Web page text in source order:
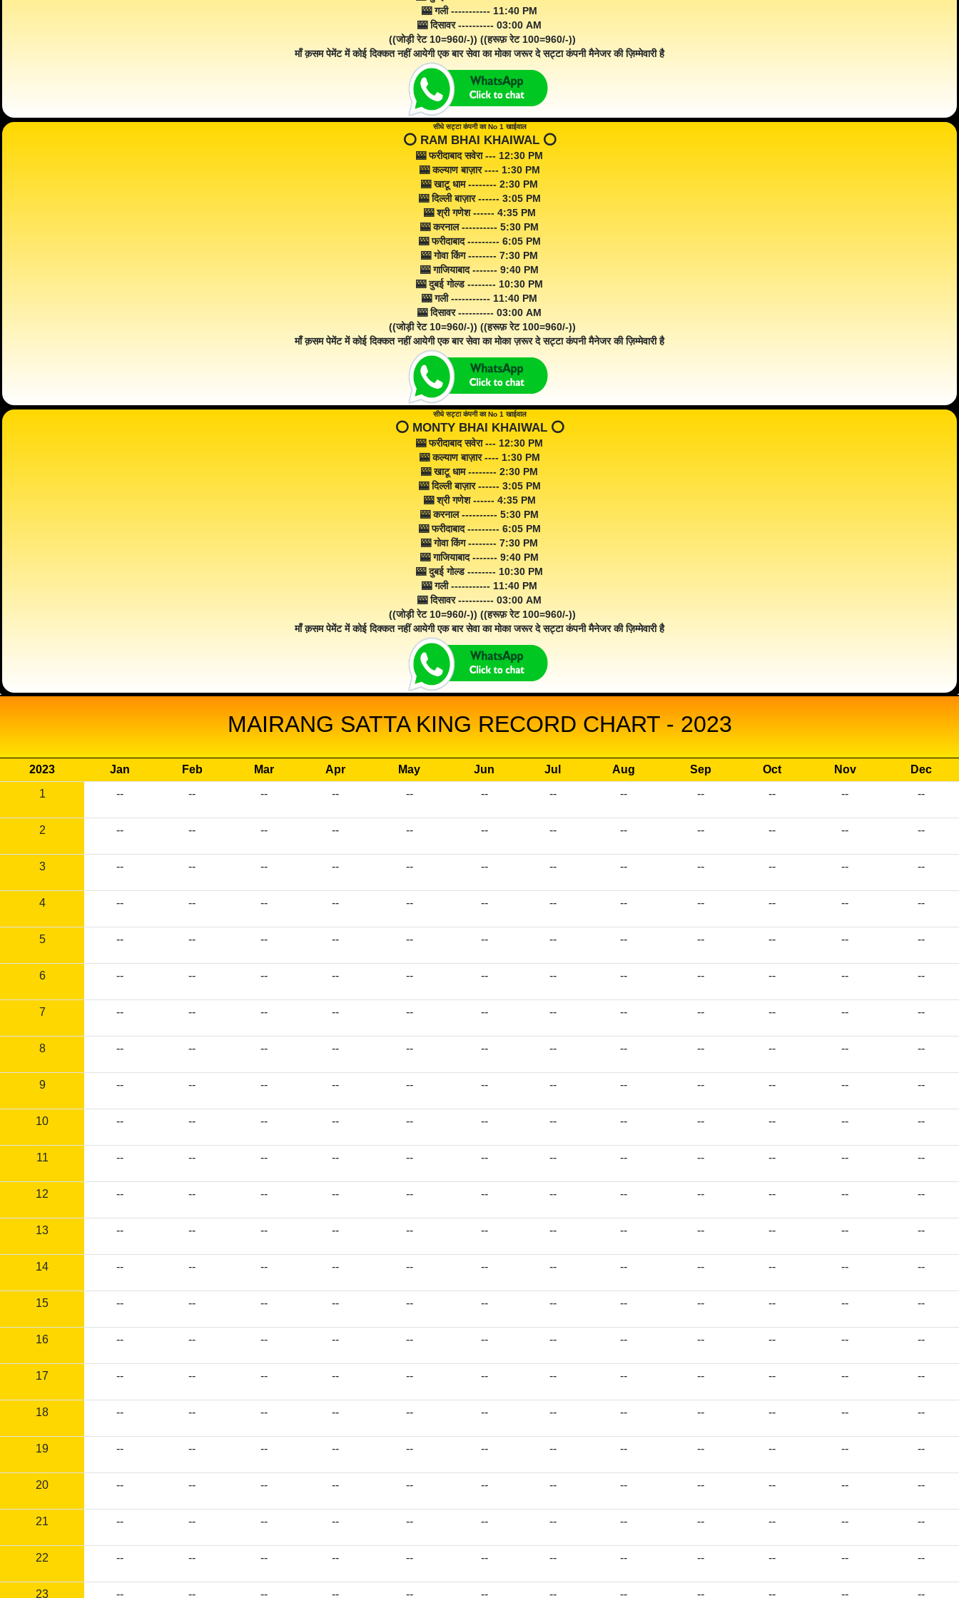
🎰 गली ----------- 11:40 PM
🎰 दिसावर ---------- 03:00 AM
((जोड़ी रेट 10=960/-)) ((हरूफ़ रेट 100=960/-))
माँ क़सम पेमेंट में कोई दिक्कत नहीं आयेगी एक बार सेवा का मोका जरूर दे सट्टा कंपनी मैनेजर की ज़िम्मेवारी है
सीधे सट्टा कंपनी का No 1 खाईवाल
⭕️ RAM BHAI KHAIWAL ⭕️
🎰 फरीदाबाद सवेरा --- 12:30 PM
🎰 कल्याण बाज़ार ---- 1:30 PM
🎰 खाटू धाम -------- 2:30 PM
🎰 दिल्ली बाज़ार ------ 3:05 PM
🎰 श्री गणेश ------ 4:35 PM
🎰 करनाल ---------- 5:30 PM
🎰 फरीदाबाद --------- 6:05 PM
🎰 गोवा किंग -------- 7:30 PM
🎰 गाजियाबाद ------- 9:40 PM
🎰 दुबई गोल्ड -------- 10:30 PM
🎰 गली ----------- 11:40 PM
🎰 दिसावर ---------- 03:00 AM
((जोड़ी रेट 10=960/-)) ((हरूफ़ रेट 100=960/-))
माँ क़सम पेमेंट में कोई दिक्कत नहीं आयेगी एक बार सेवा का मोका ज़रूर दे सट्टा कंपनी मैनेजर की ज़िम्मेवारी है
सीधे सट्टा कंपनी का No 1 खाईवाल
⭕️ MONTY BHAI KHAIWAL ⭕️
🎰 फरीदाबाद सवेरा --- 12:30 PM
🎰 कल्याण बाज़ार ---- 1:30 PM
🎰 खाटू धाम -------- 2:30 PM
🎰 दिल्ली बाज़ार ------ 3:05 PM
🎰 श्री गणेश ------ 4:35 PM
🎰 करनाल ---------- 5:30 PM
🎰 फरीदाबाद --------- 6:05 PM
🎰 गोवा किंग -------- 7:30 PM
🎰 गाजियाबाद ------- 9:40 PM
🎰 दुबई गोल्ड -------- 10:30 PM
🎰 गली ----------- 11:40 PM
🎰 दिसावर ---------- 03:00 AM
((जोड़ी रेट 10=960/-)) ((हरूफ़ रेट 100=960/-))
माँ क़सम पेमेंट में कोई दिक्कत नहीं आयेगी एक बार सेवा का मोका जरूर दे सट्टा कंपनी मैनेजर की ज़िम्मेवारी है
MAIRANG SATTA KING RECORD CHART - 2023
2023 Jan Feb Mar Apr May Jun Jul Aug Sep Oct Nov
Dec
1
-- -- -- -- -- -- -- -- -- -- -- --
2 -- -- -- -- -- -- -- -- -- -- -- --
3 -- -- -- -- -- -- -- -- -- -- -- --
4 -- -- -- -- -- -- -- -- -- -- -- --
5 -- -- -- -- -- -- -- -- -- -- -- --
6 -- -- -- -- -- -- -- -- -- -- -- --
7 -- -- -- -- -- -- -- -- -- -- -- --
8 -- -- -- -- -- -- -- -- -- -- -- --
9 -- -- -- -- -- -- -- -- -- -- -- --
10 -- -- -- -- -- -- -- -- -- -- -- --
11 -- -- -- -- -- -- -- -- -- -- -- --
12 -- -- -- -- -- -- -- -- -- -- -- --
13 -- -- -- -- -- -- -- -- -- -- -- --
14 -- -- -- -- -- -- -- -- -- -- -- --
15 -- -- -- -- -- -- -- -- -- -- -- --
16 -- -- -- -- -- -- -- -- -- -- -- --
17 -- -- -- -- -- -- -- -- -- -- -- --
18 -- -- -- -- -- -- -- -- -- -- -- --
19 -- -- -- -- -- -- -- -- -- -- -- --
20 -- -- -- -- -- -- -- -- -- -- -- --
21 -- -- -- -- -- -- -- -- -- -- -- --
22 -- -- -- -- -- -- -- -- -- -- -- --
23 -- -- -- -- -- -- -- -- -- -- -- --